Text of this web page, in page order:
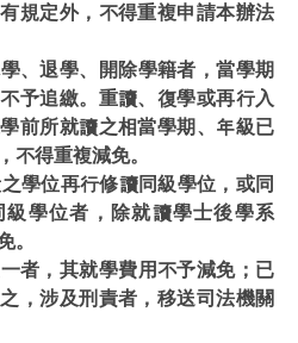
規定外，不得重複申請本辦法
退學、開除學籍者，當學期
予追繳。重讀、復學或再行入
前所就讀之相當學期、年級已
不得重複減免。
學位再行修讀同級學位，或同
級學位者，除就讀學士後學系
。
，其就學費用不予減免；已
，涉及刑責者，移送司法機關